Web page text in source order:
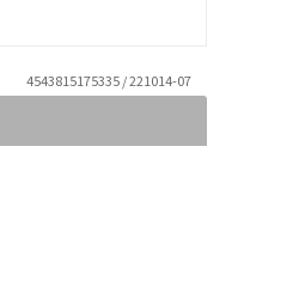
4543815175335 / 221014-07